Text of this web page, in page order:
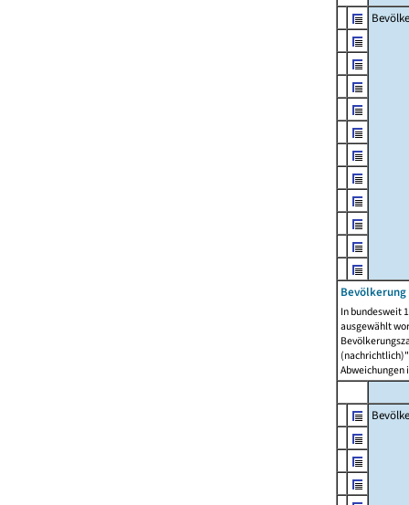
In bundesweit
ausgewählt
Abweichungen